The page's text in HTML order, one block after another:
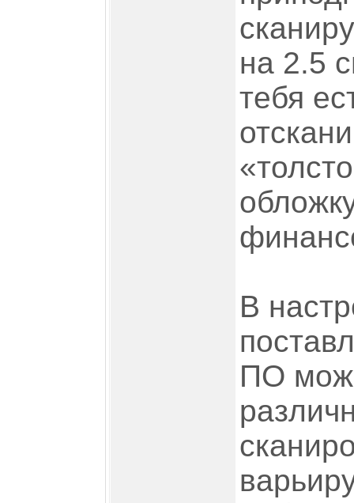
на 2.5
тебя
В
ПО